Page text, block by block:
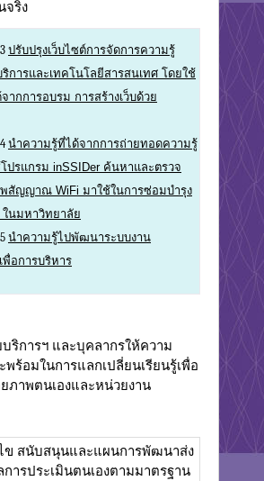
จริง
ปรับปรุงเว็บไซต์การจัดการความรู้
การและเทคโนโลยีสารสนเทศ โดยใช้
ากการอบรม การสร้างเว็บด้วย
นำความรู้ที่ได้จากการถ่ายทอดความรู้
โปรแกรม inSSIDer ค้นหาและตรวจ
สัญญาณ WiFi มาใช้ในการซ่อมบำรุง
ในมหาวิทยาลัย
นำความรู้ไปพัฒนาระบบงาน
พื่อการบริหาร
ริการฯ และบุคลากรให้ความ
ร้อมในการแลกเปลี่ยนเรียนรู้เพื่อ
าพตนเองและหน่วยงาน
ข สนับสนุนและแผนการพัฒนาส่ง
การประเมินตนเองตามมาตรฐาน